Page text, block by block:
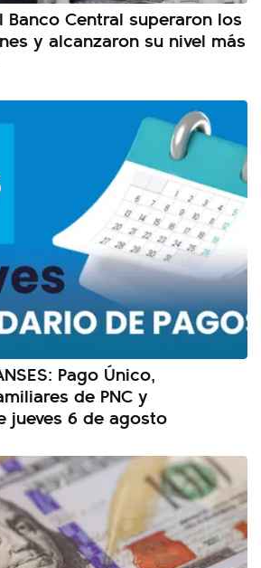
Banco Central superaron los
y alcanzaron su nivel más
Pago Único,
de PNC y
jueves 6 de agosto